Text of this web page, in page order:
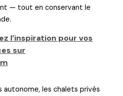
— tout en conservant le
l’inspiration pour vos
sur
autonome, les chalets privés